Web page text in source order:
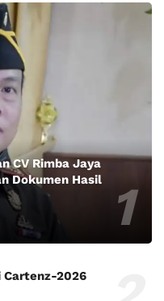
CV Rimba Jaya
Dokumen Hasil
Cartenz-2026